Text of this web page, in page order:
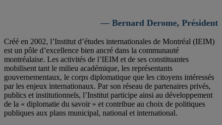
— Bernard Derome, Président
Créé en 2002, l’Institut d’études internationales de Montréal (IEIM)
est un pôle d’excellence bien ancré dans la communauté
montréalaise. Les activités de l’IEIM et de ses constituantes
mobilisent tant le milieu académique, les représentants
gouvernementaux, le corps diplomatique que les citoyens intéressés
par les enjeux internationaux. Par son réseau de partenaires privés,
publics et institutionnels, l’Institut participe ainsi au développement
de la « diplomatie du savoir » et contribue au choix de politiques
publiques aux plans municipal, national et international.